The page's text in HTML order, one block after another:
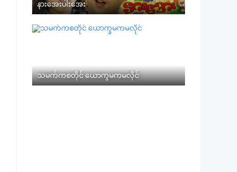
နားအေးပါးအေး
သမက်ကစတိုင် ယောက္ခမကမလိုင်